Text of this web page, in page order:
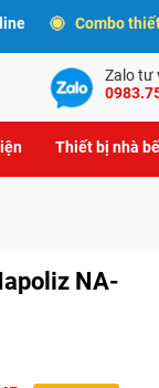
Combo
Zalo tư
Thiết bị nhà
NA-